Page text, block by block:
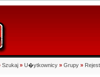
Szukaj » U�ytkownicy » Grupy »